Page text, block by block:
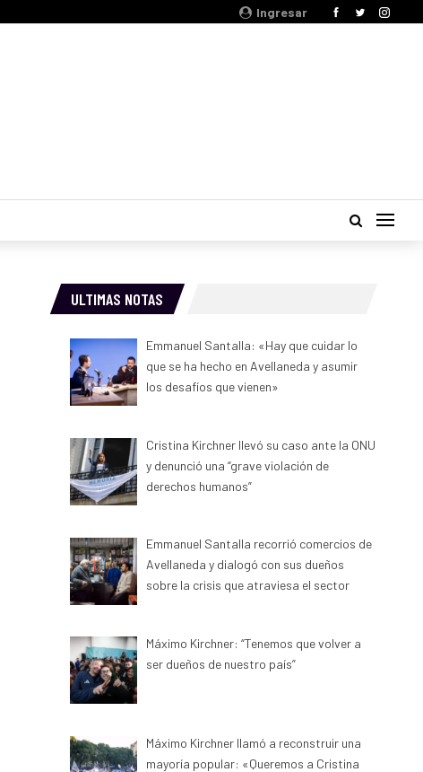
Ingresar
ULTIMAS NOTAS
Emmanuel Santalla: «Hay que cuidar lo
que se ha hecho en Avellaneda y asumir
los desafíos que vienen»
Cristina Kirchner llevó su caso ante la ONU
y denunció una “grave violación de
derechos humanos”
Emmanuel Santalla recorrió comercios de
Avellaneda y dialogó con sus dueños
sobre la crisis que atraviesa el sector
Máximo Kirchner: “Tenemos que volver a
ser dueños de nuestro país”
Máximo Kirchner llamó a reconstruir una
mayoría popular: «Queremos a Cristina